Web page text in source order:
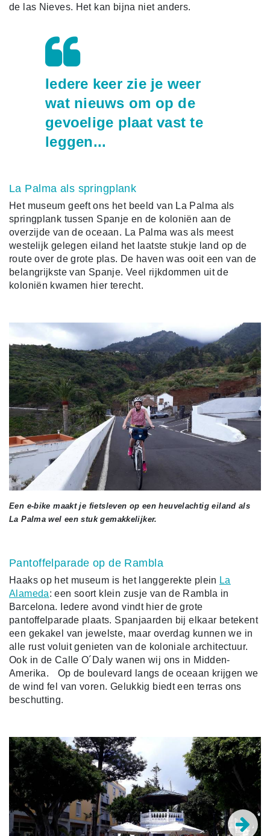
de las Nieves. Het kan bijna niet anders.
Iedere keer zie je weer
wat nieuws om op de
gevoelige plaat vast te
leggen...
La Palma als springplank
Het museum geeft ons het beeld van La Palma als
springplank tussen Spanje en de koloniën aan de
overzijde van de oceaan. La Palma was als meest
westelijk gelegen eiland het laatste stukje land op de
route over de grote plas. De haven was ooit een van de
belangrijkste van Spanje. Veel rijkdommen uit de
koloniën kwamen hier terecht.
Een e-bike maakt je fietsleven op een heuvelachtig eiland als
La Palma wel een stuk gemakkelijker.
Pantoffelparade op de Rambla
Haaks op het museum is het langgerekte plein La
Alameda: een soort klein zusje van de Rambla in
Barcelona. Iedere avond vindt hier de grote
pantoffelparade plaats. Spanjaarden bij elkaar betekent
een gekakel van jewelste, maar overdag kunnen we in
alle rust voluit genieten van de koloniale architectuur.
Ook in de Calle O´Daly wanen wij ons in Midden-
Amerika. Op de boulevard langs de oceaan krijgen we
de wind fel van voren. Gelukkig biedt een terras ons
beschutting.